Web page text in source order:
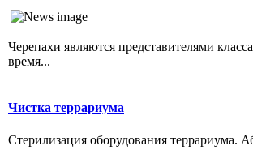
Черепахи являются представителями
время...
Чистка террариума
Стерилизация оборудования террариума.